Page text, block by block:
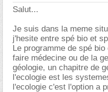
Salut...
Je suis dans la meme
j'hesite entre spé bio et
Le programme de spé
faire médecine ou de la
géologie, un chapitre de
l'ecologie est les
l'ecologie c'est l'option a